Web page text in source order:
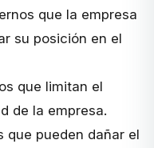
que la empresa
su posición en el
que limitan el
de la empresa.
que pueden dañar el